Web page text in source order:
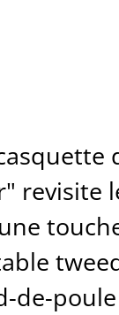
revisite
de-